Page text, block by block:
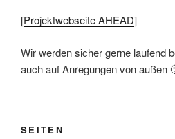
[Projektwebseite AHEAD]
Wir werden sicher gerne laufend
auch auf Anregungen von außen
SEITEN